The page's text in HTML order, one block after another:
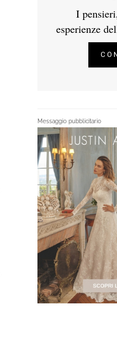
I
esperienze
Messaggio pubblicitario